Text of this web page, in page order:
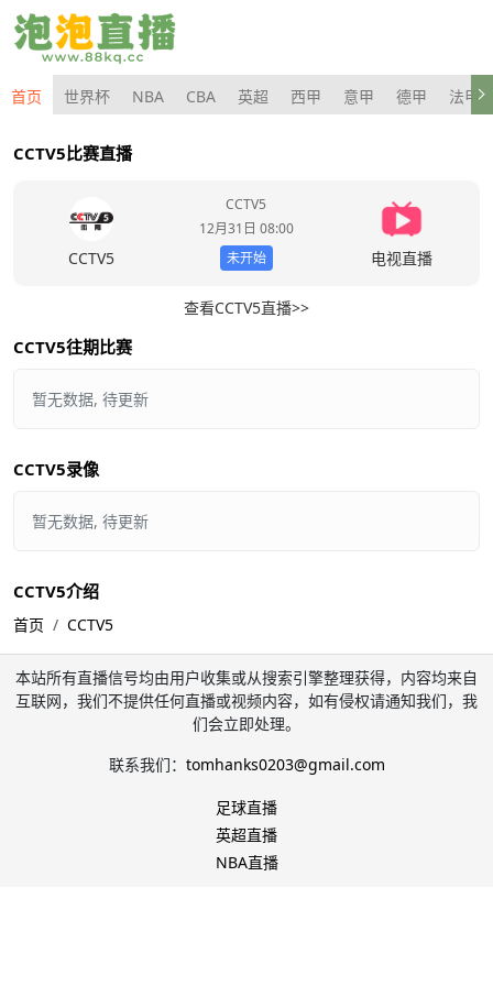
首页 世界杯 NBA CBA 英超 西甲 意甲 德甲 法甲
CCTV5比赛直播
CCTV5
CCTV5
12月31日 08:00
未开始
电视直播
查看CCTV5直播>>
CCTV5往期比赛
暂无数据, 待更新
CCTV5录像
暂无数据, 待更新
CCTV5介绍
首页 CCTV5
本站所有直播信号均由用户收集或从搜索引擎整理获得，内容均来自
互联网，我们不提供任何直播或视频内容，如有侵权请通知我们，我
们会立即处理。
联系我们： tomhanks0203@gmail.com
足球直播
英超直播
NBA直播